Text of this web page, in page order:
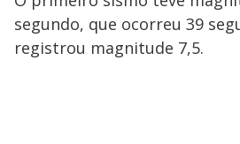
segundo, que ocorreu 39
registrou magnitude 7,5.